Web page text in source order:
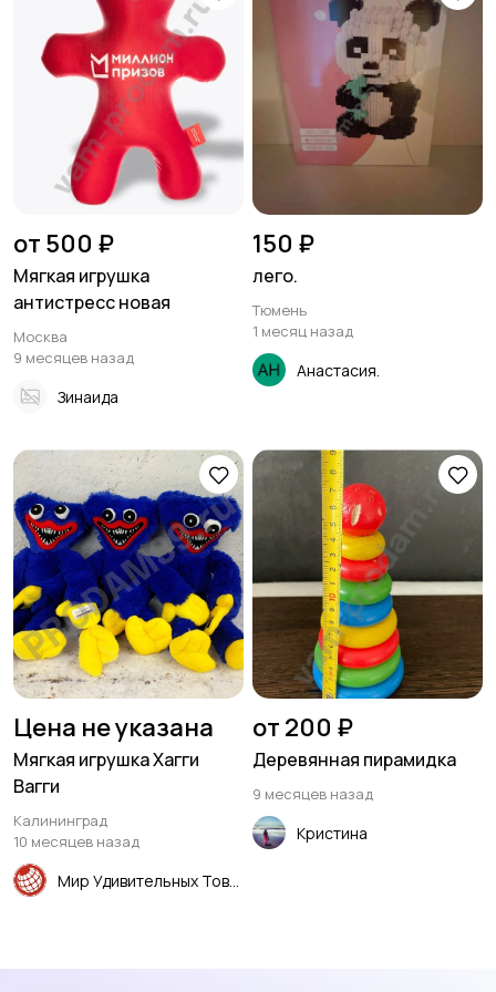
от 500 ₽
Мягкая игрушка
антистресс новая
Москва
9 месяцев назад
Зинаида
150 ₽
лего.
Тюмень
1 месяц назад
Анастасия.
Цена не указана
Мягкая игрушка Хагги
Вагги
Калининград
10 месяцев назад
от 200 ₽
Деревянная пирамидка
9 месяцев назад
Кристина